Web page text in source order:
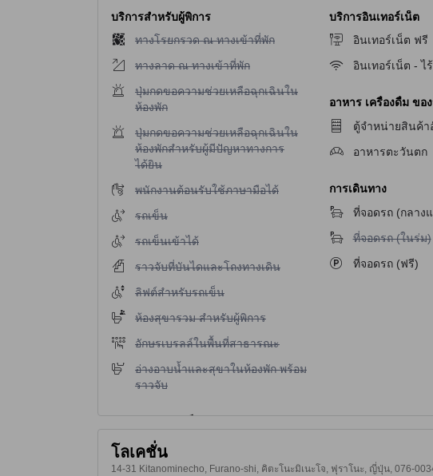
-Amenities include face towel, bath towel, and toothbrush
บริการสำหรับผู้พิการ
ไม่มีบริการทางโรยกรวด ณ ทางเข้าที่พัก
ทางโรยกรวด ณ ทางเข้าที่พัก
ไม่มีบริการทางลาด ณ ทางเข้าที่พัก
ทางลาด ณ ทางเข้าที่พัก
ไม่มีบริการปุ่มกดขอความช่วยเหลือฉุกเฉินในห้องพัก
ปุ่มกดขอความช่วยเหลือฉุกเฉินใน
ห้องพัก
ไม่มีบริการปุ่มกดขอความช่วยเหลือฉุกเฉินในห้องพักสำหรับผู้มีปัญห
ปุ่มกดขอความช่วยเหลือฉุกเฉินใน
ห้องพักสำหรับผู้มีปัญหาทางการ
ได้ยิน
ไม่มีบริการพนักงานต้อนรับใช้ภาษามือได้
พนักงานต้อนรับใช้ภาษามือได้
ไม่มีบริการรถเข็น
รถเข็น
ไม่มีบริการรถเข็นเข้าได้
รถเข็นเข้าได้
ไม่มีบริการราวจับที่บันไดและโถงทางเดิน
ราวจับที่บันไดและโถงทางเดิน
ไม่มีบริการลิฟต์สำหรับรถเข็น
ลิฟต์สำหรับรถเข็น
ไม่มีบริการห้องสุขารวม สำหรับผู้พิการ
ห้องสุขารวม สำหรับผู้พิการ
ไม่มีบริการอักษรเบรลล์ในพื้นที่สาธารณะ
อักษรเบรลล์ในพื้นที่สาธารณะ
ไม่มีบริการอ่างอาบน้ำและสุขาในห้องพัก พร้อมราวจับ
อ่างอาบน้ำและสุขาในห้องพัก พร้อม
ราวจับ
บริการอินเทอร์เน็ต
อินเทอร์เน็ต ฟรี
อินเทอร์เน็ต - ไ
อาหาร เครื่องดื่ม ขอ
ตู้จำหน่ายสินค้า
อาหารตะวันตก
การเดินทาง
ที่จอดรถ (กลาง
ไม่มีบริการที่จอดร
ที่จอดรถ (ในร่ม)
ที่จอดรถ (ฟรี)
โลเคชั่น
14-31 Kitanominecho, Furano-shi, คิตะโนะมิเนะโจ, ฟุราโนะ, ญี่ปุ่น, 076-